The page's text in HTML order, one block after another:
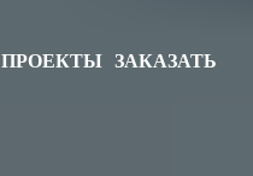
ПРОЕКТЫ ЗАКАЗАТЬ